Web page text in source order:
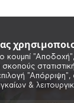
κουμπί "Αποδοχή",
"Απόρριψη",
&